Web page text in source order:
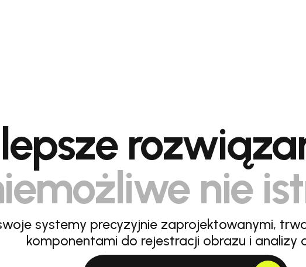
nie
systemy precyzyjnie zaprojektowanymi,
komponentami do rejestracji obrazu i analizy